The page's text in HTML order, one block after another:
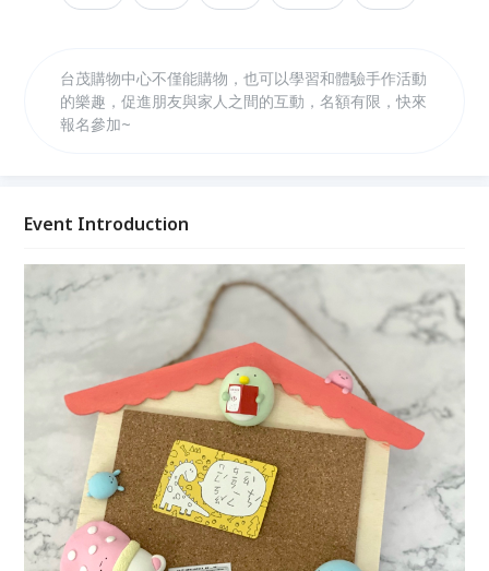
台茂購物中心不僅能購物，也可以學習和體驗手作活動
的樂趣，促進朋友與家人之間的互動，名額有限，快來
報名參加~
Event Introduction